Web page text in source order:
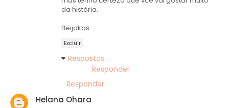
da história.
Beijokas
Excluir
Respostas
Responder
Responder
Helana Ohara